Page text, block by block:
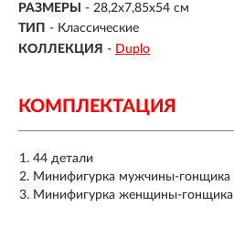
РАЗМЕРЫ
- 28,2х7,85х54 см
ТИП - Классические
КОЛЛЕКЦИЯ - Duplo
КОМПЛЕКТАЦИЯ
44 детали
Минифигурка мужчины-гонщика
Минифигурка женщины-гонщика